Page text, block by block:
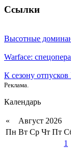
Ссылки
Высотные
Warface:
К сезону
Реклама.
Календарь
« Август 2026
Пн Вт Ср Чт Пт
1